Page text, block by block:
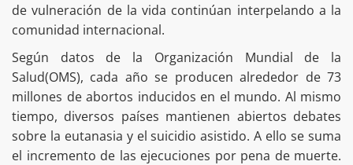
de vulneración de la vida continúan interpelando a la
comunidad internacional.
Según datos de la Organización Mundial de la
Salud(OMS), cada año se producen alrededor de 73
millones de abortos inducidos en el mundo. Al mismo
tiempo, diversos países mantienen abiertos debates
sobre la eutanasia y el suicidio asistido. A ello se suma
el incremento de las ejecuciones por pena de muerte.